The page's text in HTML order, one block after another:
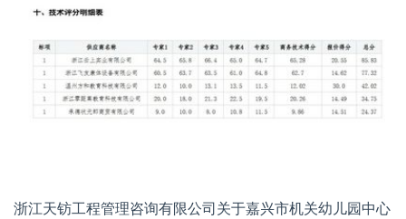
浙江天钫工程管理咨询有限公司关于嘉兴市机关幼儿园中心